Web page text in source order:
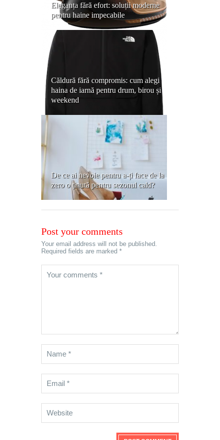
Eleganța fără efort: soluții moderne
pentru haine impecabile
Căldură fără compromis: cum alegi
haina de iarnă pentru drum, birou și
weekend
De ce ai nevoie pentru a-ți face de la
zero o ținută pentru sezonul cald?
Post your comments
Your email address will not be published.
Required fields are marked *